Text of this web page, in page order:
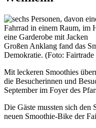
Großen Anklang fand das
Demokratie. (Foto: Fairtrade
Mit leckeren Smoothies
die Besucherinnen und
September im Foyer des
Die Gäste mussten sich den
neuen Smoothie-Bike der